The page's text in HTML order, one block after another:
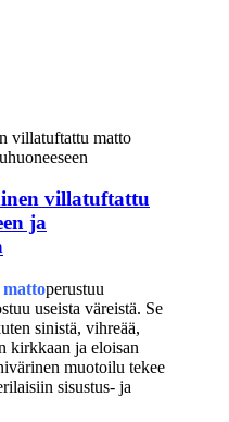
villatuftattu
ja
perustuu
useista väreistä. Se
sinistä, vihreää,
kirkkaan ja eloisan
muotoilu tekee
sisustus- ja